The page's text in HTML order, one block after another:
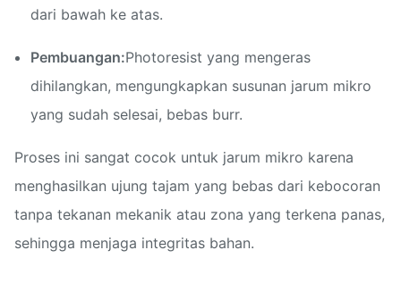
dari bawah ke atas.
Pembuangan:Photoresist yang mengeras
dihilangkan, mengungkapkan susunan jarum mikro
yang sudah selesai, bebas burr.
Proses ini sangat cocok untuk jarum mikro karena
menghasilkan ujung tajam yang bebas dari kebocoran
tanpa tekanan mekanik atau zona yang terkena panas,
sehingga menjaga integritas bahan.